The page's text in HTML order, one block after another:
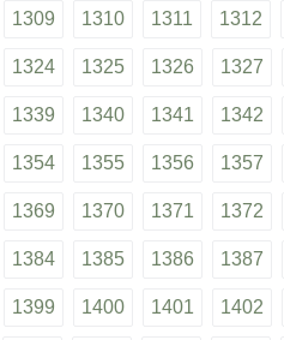
1309 1310 1311 1312
1324 1325 1326 1327
1339 1340 1341 1342
1354 1355 1356 1357
1369 1370 1371 1372
1384 1385 1386 1387
1399 1400 1401 1402